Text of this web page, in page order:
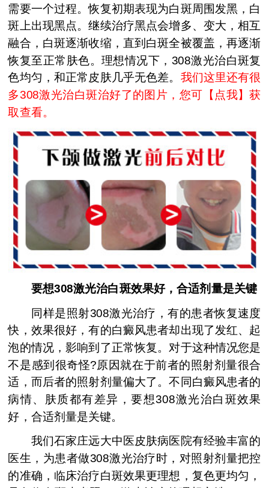
需要一个过程。恢复初期表现为白斑周围发黑，白
斑上出现黑点。继续治疗黑点会增多、变大，相互
融合，白斑逐渐收缩，直到白斑全被覆盖，再逐渐
恢复至正常肤色。理想情况下，308激光治白斑复
色均匀，和正常皮肤几乎无色差。 我们这里还有很
多308激光治白斑治好了的图片，您可【点我】获
取查看。
要想308激光治白斑效果好，合适剂量是关键
同样是照射308激光治疗，有的患者恢复速度
快，效果很好，有的白癜风患者却出现了发红、起
泡的情况，影响到了正常恢复。对于这种情况您是
不是感到很奇怪?原因就在于前者的照射剂量很合
适，而后者的照射剂量偏大了。不同白癜风患者的
病情、肤质都有差异，要想308激光治白斑效果
好，合适剂量是关键。
我们石家庄远大中医皮肤病医院有经验丰富的
医生，为患者做308激光治疗时，对照射剂量把控
的准确，临床治疗白斑效果更理想，复色更均匀，